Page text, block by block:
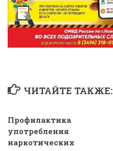
ЧИТАЙТЕ ТАКЖЕ:
Профилактика
употребления
наркотических